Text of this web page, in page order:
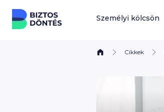
Ugrás a tartalomhoz
Személyi kölcsön
Cikkek